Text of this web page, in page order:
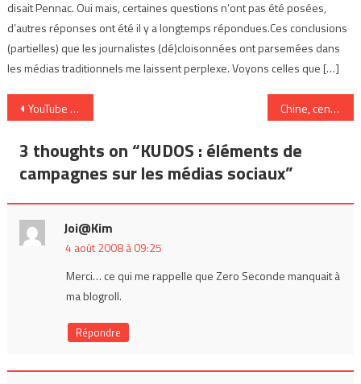
disait Pennac. Oui mais, certaines questions n’ont pas été posées,
d’autres réponses ont été il y a longtemps répondues.Ces conclusions
(partielles) que les journalistes (dé)cloisonnées ont parsemées dans
les médias traditionnels me laissent perplexe. Voyons celles que […]
Navigation
de
l’article
YouTube Annotation Chine, censure, internet et Jeux olympiques : solution
3 thoughts on “KUDOS : éléments de
campagnes sur les médias sociaux”
Joi@kim
4 août 2008 à 09:25
Merci… ce qui me rappelle que Zero Seconde manquait à
ma blogroll.
Répondre